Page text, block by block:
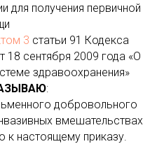
для получения первичной
3 статьи 91 Кодекса
18 сентября 2009 года «О
здравоохранения»
:
добровольного
вмешательствах
к настоящему приказу.